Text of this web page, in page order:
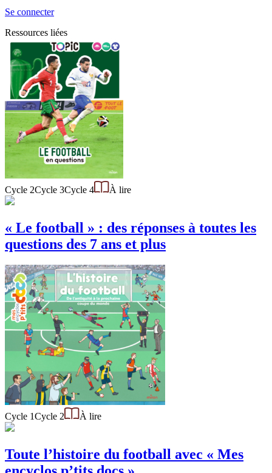
Se connecter
Ressources liées
Cycle 2Cycle 3Cycle 4 À lire
« Le football » : des réponses à toutes les
questions des 7 ans et plus
Cycle 1Cycle 2 À lire
Toute l’histoire du football avec « Mes